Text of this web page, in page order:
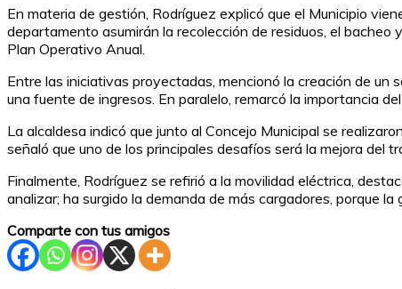
En materia de gestión, Rodríguez explicó que el Municipio
departamento asumirán la recolección de residuos, el
Plan Operativo Anual.
Entre las iniciativas proyectadas, mencionó la creación de
una fuente de ingresos. En paralelo, remarcó la importancia
La alcaldesa indicó que junto al Concejo Municipal se
señaló que uno de los principales desafíos será la mejora del
Finalmente, Rodríguez se refirió a la movilidad eléctrica,
analizar; ha surgido la demanda de más cargadores, porque
Comparte con tus amigos